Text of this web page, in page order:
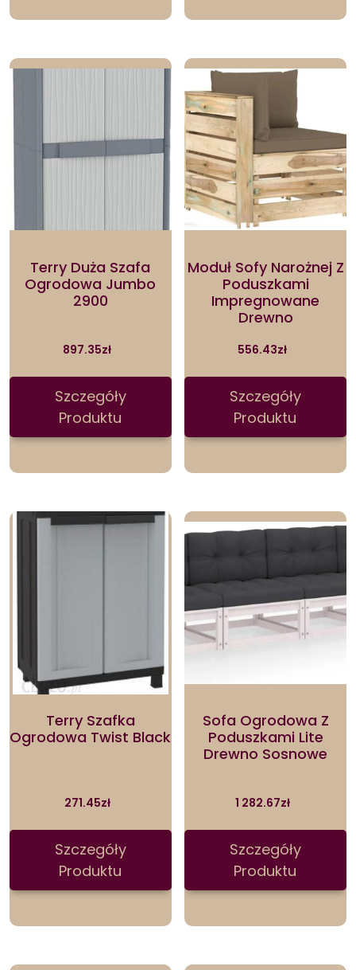
Terry Duża Szafa
Ogrodowa Jumbo
2900
897.35zł
Szczegóły
Produktu
Moduł Sofy Narożnej Z
Poduszkami
Impregnowane
Drewno
556.43zł
Szczegóły
Produktu
Terry Szafka
Ogrodowa Twist Black
271.45zł
Szczegóły
Produktu
Sofa Ogrodowa Z
Poduszkami Lite
Drewno Sosnowe
1 282.67zł
Szczegóły
Produktu